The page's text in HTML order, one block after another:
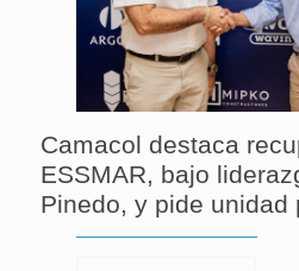
Camacol destaca
ESSMAR, bajo
Pinedo, y pide unidad